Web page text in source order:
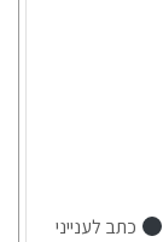
כתב לענייני